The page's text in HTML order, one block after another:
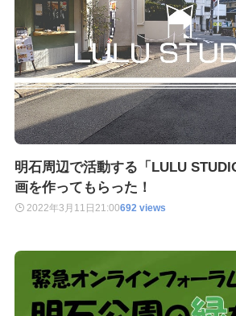
明石周辺で活動する「LULU
画を作ってもらった！
2022年3月11日 21:00692 views